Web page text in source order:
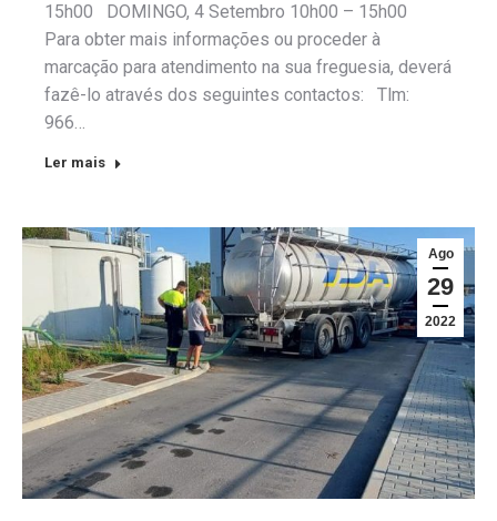
15h00 DOMINGO, 4 Setembro 10h00 – 15h00
Para obter mais informações ou proceder à
marcação para atendimento na sua freguesia, deverá
fazê-lo através dos seguintes contactos: Tlm:
966…
Ler mais
Ago
29
2022